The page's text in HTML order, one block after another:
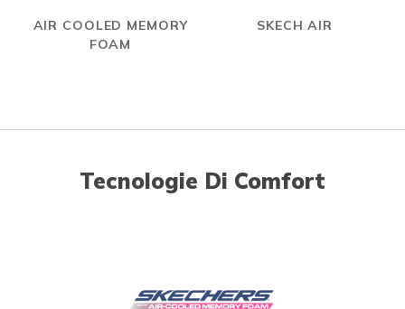
AIR COOLED MEMORY
FOAM
SKECH AIR
Tecnologie Di Comfort